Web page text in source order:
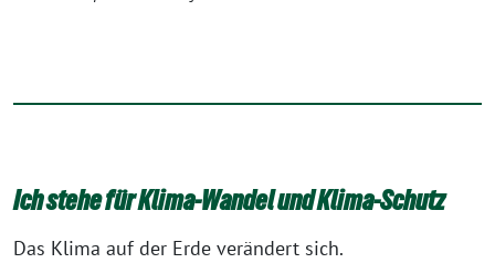
Ich stehe für Klima-Wandel und Klima-Schutz
Das Klima auf der Erde verändert sich.